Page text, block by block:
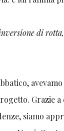
di rotta,
Grazie a
siamo